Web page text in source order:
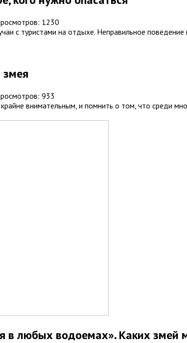
1230
с туристами на отдыхе. Неправильное поведение
змея
933
внимательным, и помнить о том, что среди
в любых водоемах». Каких змей